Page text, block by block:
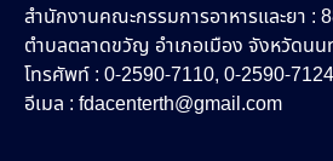
สำนักงานคณะกรรมการอาหารและยา :
ตำบลตลาดขวัญ อำเภอเมือง จังหวัดน
โทรศัพท์ : 0-2590-7110, 0-2590-7124
อีเมล : fdacenterth@gmail.com